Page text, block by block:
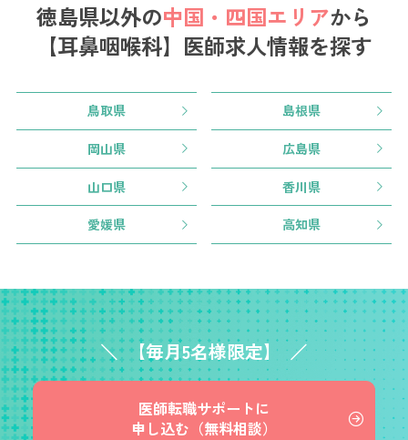
徳島県以外の中国・四国エリアから
【耳鼻咽喉科】医師求人情報を探す
鳥取県 島根県
岡山県 広島県
山口県 香川県
愛媛県 高知県
【毎月5名様限定】
医師転職サポートに
申し込む（無料相談）